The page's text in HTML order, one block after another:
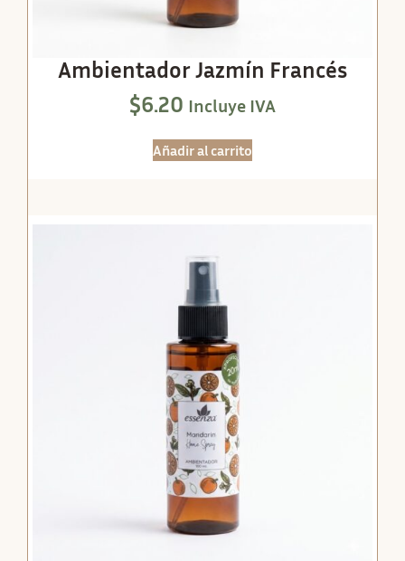
Ambientador Jazmín Francés
$6.20 Incluye IVA
Añadir al carrito